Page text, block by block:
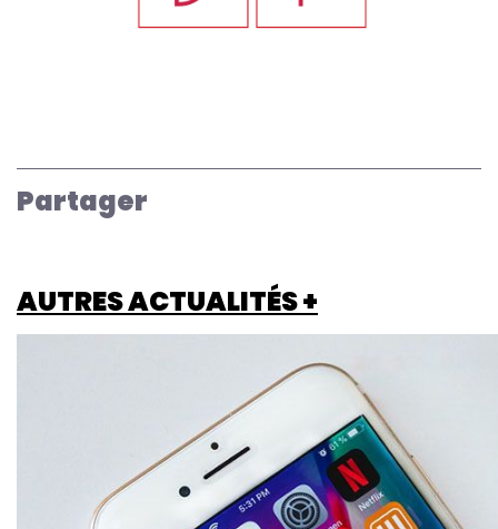
Partager
AUTRES ACTUALITÉS +